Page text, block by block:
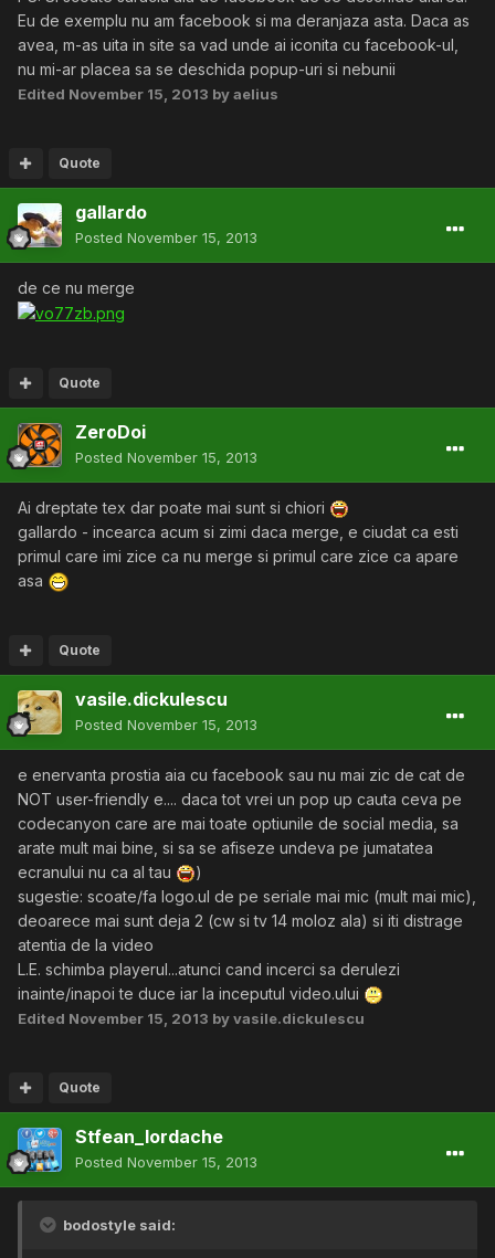
Eu de exemplu nu am facebook si ma deranjaza asta. Daca as
avea, m-as uita in site sa vad unde ai iconita cu facebook-ul,
nu mi-ar placea sa se deschida popup-uri si nebunii
Edited November 15, 2013 by aelius
Quote
gallardo
Posted November 15, 2013
de ce nu merge
Quote
ZeroDoi
Posted November 15, 2013
Ai dreptate tex dar poate mai sunt si chiori
gallardo - incearca acum si zimi daca merge, e ciudat ca esti
primul care imi zice ca nu merge si primul care zice ca apare
asa
Quote
vasile.dickulescu
Posted November 15, 2013
e enervanta prostia aia cu facebook sau nu mai zic de cat de
NOT user-friendly e.... daca tot vrei un pop up cauta ceva pe
codecanyon care are mai toate optiunile de social media, sa
arate mult mai bine, si sa se afiseze undeva pe jumatatea
ecranului nu ca al tau
)
sugestie: scoate/fa logo.ul de pe seriale mai mic (mult mai mic),
deoarece mai sunt deja 2 (cw si tv 14 moloz ala) si iti distrage
atentia de la video
L.E. schimba playerul...atunci cand incerci sa derulezi
inainte/inapoi te duce iar la inceputul video.ului
Edited November 15, 2013 by vasile.dickulescu
Quote
Stfean_Iordache
Posted November 15, 2013
bodostyle said: